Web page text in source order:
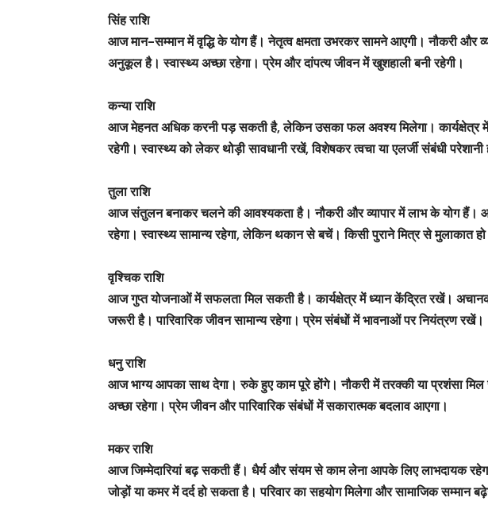
सिंह राशि
आज मान-सम्मान में वृद्धि के योग हैं। नेतृत्व क्षमता उभरकर सामने आएगी। नौकरी और
अनुकूल है। स्वास्थ्य अच्छा रहेगा। प्रेम और दांपत्य जीवन में खुशहाली बनी रहेगी।
कन्या राशि
आज मेहनत अधिक करनी पड़ सकती है, लेकिन उसका फल अवश्य मिलेगा। कार्यक्षेत्र
रहेगी। स्वास्थ्य को लेकर थोड़ी सावधानी रखें, विशेषकर त्वचा या एलर्जी संबंधी
तुला राशि
आज संतुलन बनाकर चलने की आवश्यकता है। नौकरी और व्यापार में लाभ के योग हैं।
रहेगा। स्वास्थ्य सामान्य रहेगा, लेकिन थकान से बचें। किसी पुराने मित्र से मुलाकात
वृश्चिक राशि
आज गुप्त योजनाओं में सफलता मिल सकती है। कार्यक्षेत्र में ध्यान केंद्रित रखें।
जरूरी है। पारिवारिक जीवन सामान्य रहेगा। प्रेम संबंधों में भावनाओं पर नियंत्रण रखें।
धनु राशि
आज भाग्य आपका साथ देगा। रुके हुए काम पूरे होंगे। नौकरी में तरक्की या प्रशंसा
अच्छा रहेगा। प्रेम जीवन और पारिवारिक संबंधों में सकारात्मक बदलाव आएगा।
मकर राशि
आज जिम्मेदारियां बढ़ सकती हैं। धैर्य और संयम से काम लेना आपके लिए लाभदायक
जोड़ों या कमर में दर्द हो सकता है। परिवार का सहयोग मिलेगा और सामाजिक सम्मान